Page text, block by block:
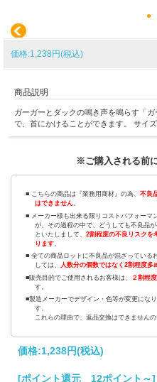
価格:1,238円(税込)
商品説明
ガーガーとダックの鳴き声を鳴らす「
で、首にかけることができます。 サイ
※ご購入される前
■ こちらの商品は『業務用商材』の為、 不良
はできません。
■ メーカー様も出来る限りコストパフォーマ
が、その過程の中で、どうしても不良品
といたしまして、2割程度の不良リスクを
ります
■ 全ての商品ロットに不良品が混ざっている
しては、 人数分の個数ではなく2割程度多
■販売目的でご使用されるお客様は、
２割程
す。
■製造メーカーでデザイン・色等が変更にな
す。
これらの理由で、返品交換はできませんの
価格:1,238円(税込)
[ポイント還元 12ポイント～]